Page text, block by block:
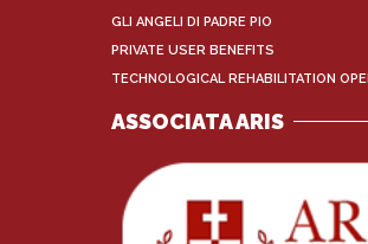
GLI ANGELI DI PADRE PIO
PRIVATE USER BENEFITS
TECHNOLOGICAL REHABILITATION
ASSOCIATA ARIS